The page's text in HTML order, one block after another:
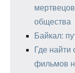
общества
Байкал:
Где
фильмов